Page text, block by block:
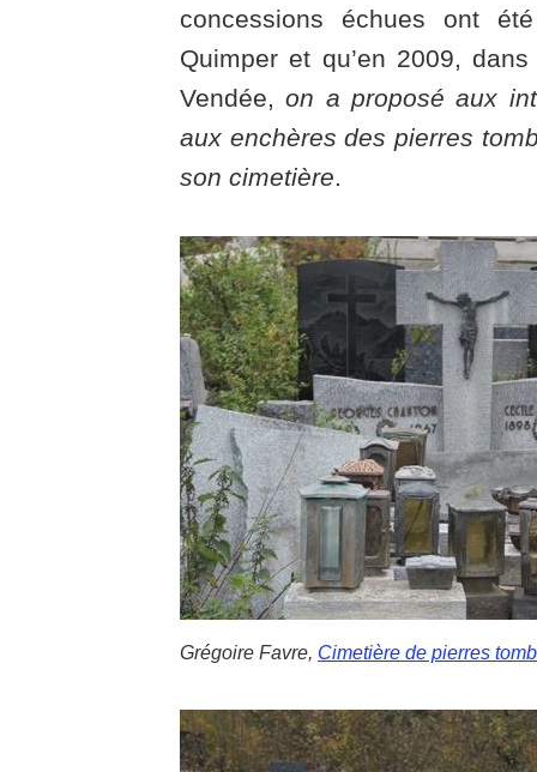
concessions échues ont
Quimper et qu’en 2009,
Vendée,on a proposé aux
aux enchères des pierres
son cimetière.
Grégoire Favre, Cimetière de pierres